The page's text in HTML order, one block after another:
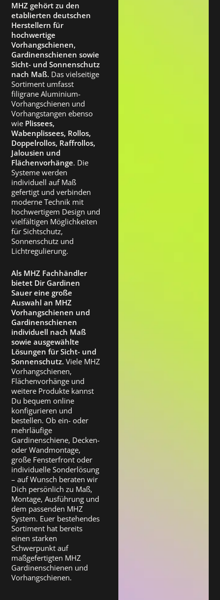
MHZ gehört zu den
etablierten deutschen
Herstellern für
hochwertige
Vorhangschienen,
Gardinenschienen sowie
Sicht- und Sonnenschutz
nach Maß. Das vielseitige
Sortiment umfasst
filigrane Aluminium-
Vorhangschienen und
Vorhangstangen ebenso
wie Plissees,
Wabenplissees, Rollos,
Doppelrollos, Raffrollos,
Jalousien und
Flächenvorhänge. Die
Systeme werden
individuell auf Maß
gefertigt und verbinden
moderne Technik mit
hochwertigem Design und
vielfältigen Möglichkeiten
für Sichtschutz,
Sonnenschutz und
Lichtregulierung.
Als MHZ Fachhändler
bietet Dir Gardinen
Sauer eine große
Auswahl an MHZ
Vorhangschienen und
Gardinenschienen
individuell nach Maß
sowie ausgewählte
Lösungen für Sicht- und
Sonnenschutz. Viele MHZ
Vorhangschienen,
Flächenvorhänge und
weitere Produkte kannst
Du bequem online
konfigurieren und
bestellen. Ob ein- oder
mehrläufige
Gardinenschiene, Decken-
oder Wandmontage,
große Fensterfront oder
individuelle Sonderlösung
– auf Wunsch beraten wir
Dich persönlich zu Maß,
Montage, Ausführung und
dem passenden MHZ
System. Euer bestehendes
Sortiment hat bereits
einen starken
Schwerpunkt auf
maßgefertigten MHZ
Gardinenschienen und
Vorhangschienen.